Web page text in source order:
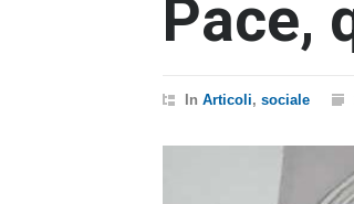
Pace,
In Articoli, sociale